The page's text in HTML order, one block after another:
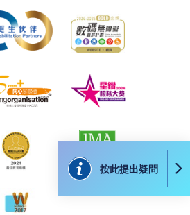
模式，過程全程錄影錄音；
回試卷並安靜離場；
將會以書面發出成績通知書；
完結後一個月內另行以書面通知
間，到指定地點領取。
天內為成績覆核期。如有意申請
核期內遞交申請電郵到本中心
）申請，覆核費用為港幣
將以支票退款；以信用卡繳交之
退還到支付款項時使用的信用卡
人。
，將發出付款收據予申請人，惟
據的任何遺失事故，概不負責。
費為每張港幣30元。請以劃線
明「香港大學專業進修學院」，
回郵信封及申請表交回本學院。
常於課程完結後寄出。
按此提出疑問
折